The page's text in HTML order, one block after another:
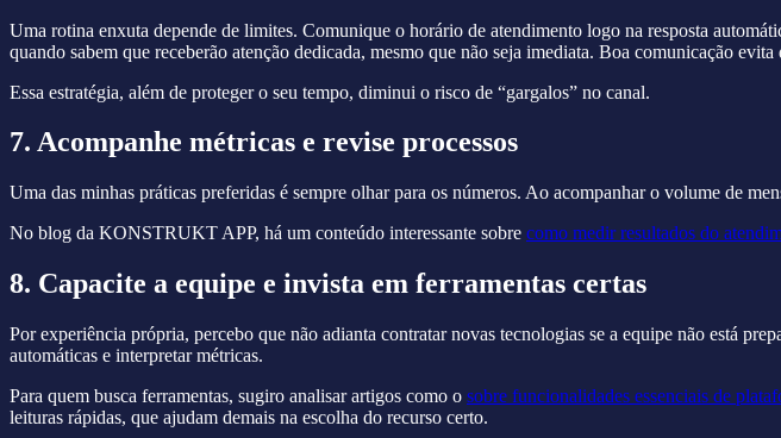
Uma rotina enxuta depende de limites. Comunique o horário de atendimento logo na resposta
quando sabem que receberão atenção dedicada, mesmo que não seja imediata. Boa comunicação
Essa estratégia, além de proteger o seu tempo, diminui o risco de “gargalos” no canal.
7. Acompanhe métricas e revise processos
Uma das minhas práticas preferidas é sempre olhar para os números. Ao acompanhar o volume de
No blog da KONSTRUKT APP, há um conteúdo interessante sobre como medir resultados do
8. Capacite a equipe e invista em ferramentas certas
Por experiência própria, percebo que não adianta contratar novas tecnologias se a equipe não está
automáticas e interpretar métricas.
Para quem busca ferramentas, sugiro analisar artigos como o sobre funcionalidades essenciais de
leituras rápidas, que ajudam demais na escolha do recurso certo.